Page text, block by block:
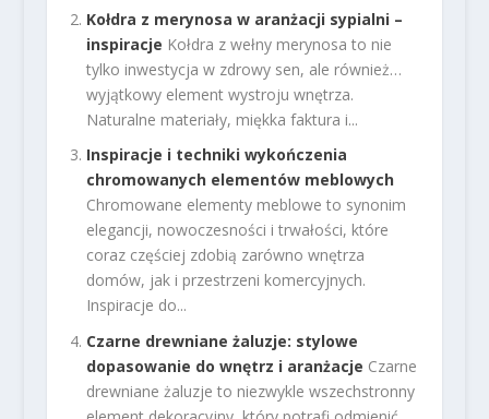
Kołdra z merynosa w aranżacji sypialni –
inspiracje Kołdra z wełny merynosa to nie
tylko inwestycja w zdrowy sen, ale również…
wyjątkowy element wystroju wnętrza.
Naturalne materiały, miękka faktura i...
Inspiracje i techniki wykończenia
chromowanych elementów meblowych
Chromowane elementy meblowe to synonim
elegancji, nowoczesności i trwałości, które
coraz częściej zdobią zarówno wnętrza
domów, jak i przestrzeni komercyjnych.
Inspiracje do...
Czarne drewniane żaluzje: stylowe
dopasowanie do wnętrz i aranżacje Czarne
drewniane żaluzje to niezwykle wszechstronny